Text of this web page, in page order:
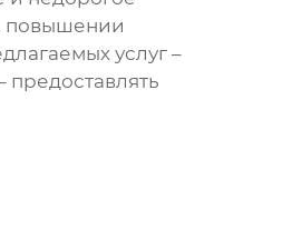
повышении
услуг –